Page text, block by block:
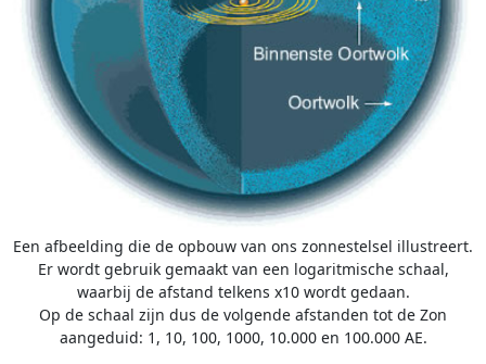
Een afbeelding die de opbouw van ons zonnestelsel illustreert.
Er wordt gebruik gemaakt van een logaritmische schaal,
waarbij de afstand telkens x10 wordt gedaan.
Op de schaal zijn dus de volgende afstanden tot de Zon
aangeduid: 1, 10, 100, 1000, 10.000 en 100.000 AE.